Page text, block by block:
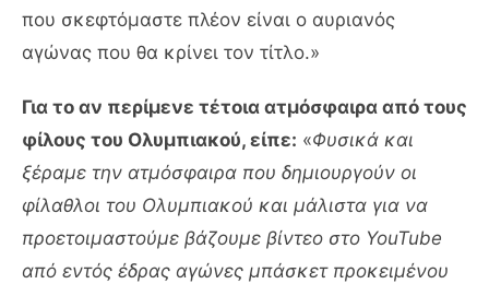
που σκεφτόμαστε πλέον είναι ο αυριανός
αγώνας που θα κρίνει τον τίτλο.»
Για το αν περίμενε τέτοια ατμόσφαιρα από τους
φίλους του Ολυμπιακού, είπε: «Φυσικά και
ξέραμε την ατμόσφαιρα που δημιουργούν οι
φίλαθλοι του Ολυμπιακού και μάλιστα για να
προετοιμαστούμε βάζουμε βίντεο στο YouTube
από εντός έδρας αγώνες μπάσκετ προκειμένου